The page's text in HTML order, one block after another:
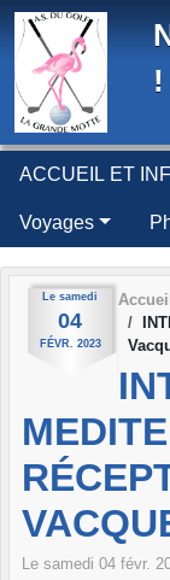
!
ACCUEIL ET
Voyages
Le samedi
04
FÉVR. 2023
Accueil
Le samedi 04 févr.
Panneau de